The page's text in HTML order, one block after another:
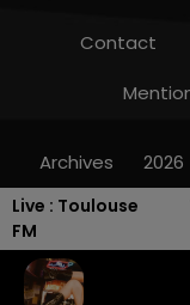
Live : Toulouse
FM
Contact
Archives 2026